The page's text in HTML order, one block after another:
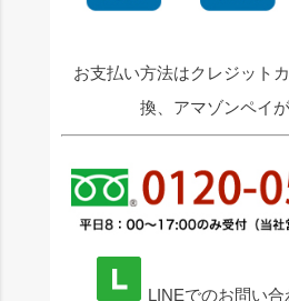
お支払い方法はクレジット
換、アマゾンペイ
LINEでのお問い合